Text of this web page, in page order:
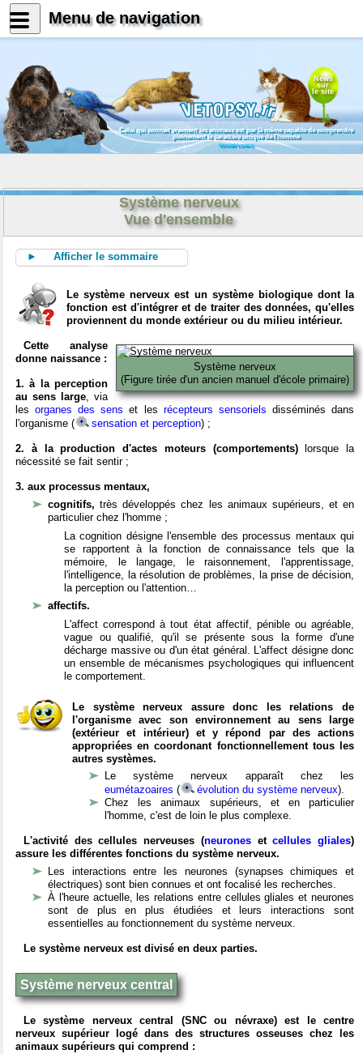
News
sur
le site
Celui qui connait vraiment les animaux est par là même capable de comprendre
pleinement le caractère unique de l'homme
Konrad Lorenz
Système nerveux
Vue d'ensemble
► Afficher le sommaire
Le système nerveux est un système biologique dont la
fonction est d'intégrer et de traiter des données, qu'elles
proviennent du monde extérieur ou du milieu intérieur.
Système nerveux
(Figure tirée d'un ancien manuel d'école primaire)
Cette analyse
donne naissance :
1. à la perception
au sens large, via
lesorganes des sens et les récepteurs sensoriels disséminés dans
l'organisme (
sensation et perception) ;
2. à la production d'actes moteurs (comportements)lorsque la
nécessité se fait sentir ;
3. aux processus mentaux,
cognitifs,très développés chez les animaux supérieurs, et en
particulier chez l'homme ;
La cognition désigne l'ensemble des processus mentaux qui
se rapportent à la fonction de connaissance tels que la
mémoire, le langage, le raisonnement, l'apprentissage,
l'intelligence, la résolution de problèmes, la prise de décision,
la perception ou l'attention…
affectifs.
L'affect correspond à tout état affectif, pénible ou agréable,
vague ou qualifié, qu'il se présente sous la forme d'une
décharge massive ou d'un état général. L'affect désigne donc
un ensemble de mécanismes psychologiques qui influencent
le comportement.
Le système nerveux assure donc les relations de
l'organisme avec son environnement au sens large
(extérieur et intérieur) et y répond par des actions
appropriées en coordonant fonctionnellement tous les
autres systèmes.
Le système nerveux apparaît chez les
eumétazoaires ( évolution du système nerveux).
Chez les animaux supérieurs, et en particulier
l'homme, c'est de loin le plus complexe.
L'activité des cellules nerveuses (neuronesetcellules gliales)
assure les différentes fonctions du système nerveux.
Les interactions entre les neurones (synapses chimiques et
électriques) sont bien connues et ont focalisé les recherches.
À l'heure actuelle, les relations entre cellules gliales et neurones
sont de plus en plus étudiées et leurs interactions sont
essentielles au fonctionnement du système nerveux.
Le système nerveux est divisé en deux parties.
Système nerveux central
Le système nerveux central (SNC ou névraxe) est le centre
nerveux supérieur logé dans des structures osseuses chez les
animaux supérieurs qui comprend :
Menu de navigation